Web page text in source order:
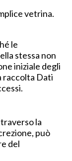
vetrina.
le
stessa non
iniziale degli
raccolta Dati
la
può
del